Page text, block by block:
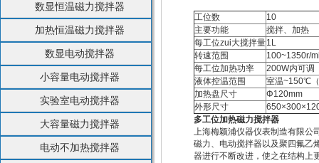
数显恒温磁力搅拌器
加热恒温磁力搅拌器
数显电动搅拌器
小容量电动搅拌器
实验室电动搅拌器
大容量磁力搅拌器
电动不加热搅拌器
工位数
10
主要功能
搅拌、加热
每工位zui大搅拌量1L
转速范围
100~1350r/
每工位加热功率
200W内可调
液体控温范围
室温~150℃
加热盘尺寸
Φ120mm
外形尺寸
多工位加热磁力搅拌器
上海梅颖浦仪器仪表制造有限公
磁力、电动搅拌器以及聚四氟乙
器进行不断改进，使之在结构上